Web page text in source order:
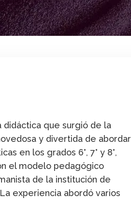
didáctica que surgió de la
y divertida de abordar
en los grados 6°, 7° y 8°,
el modelo pedagógico
de la institución de
experiencia abordó varios